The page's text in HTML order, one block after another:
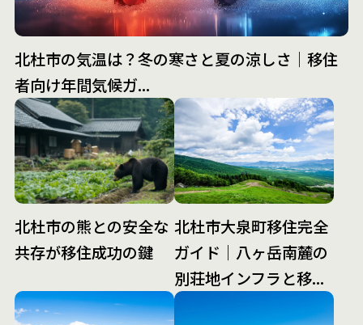
北杜市の気温は？冬の寒さと夏の涼しさ｜移住
者向け年間気候ガ...
北杜市の熊との安全な
共存が移住成功の鍵
北杜市大泉町移住完全
ガイド｜八ヶ岳南麓の
別荘地インフラと移...